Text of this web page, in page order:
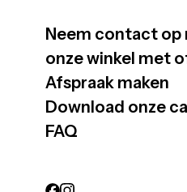
Neem contact op
onze winkel met
Afspraak maken
Download onze
FAQ